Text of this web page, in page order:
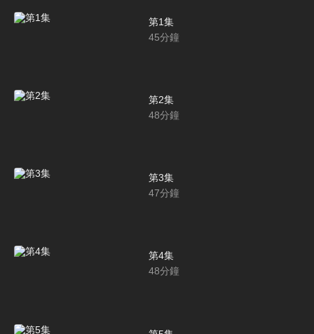
第1集
45分鐘
第2集
48分鐘
第3集
47分鐘
第4集
48分鐘